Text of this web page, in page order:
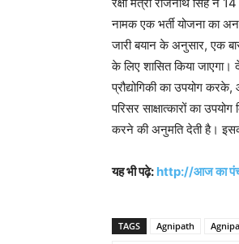
नामक एक भर्ती योजना का
जारी बयान के अनुसार, एक
के लिए शासित किया जाएगा।
प्रौद्योगिकी का उपयोग
परिसर साक्षात्कारों का
करने की अनुमति देती है।
यह भी पढ़े: http://आज का
TAGS Agnipath